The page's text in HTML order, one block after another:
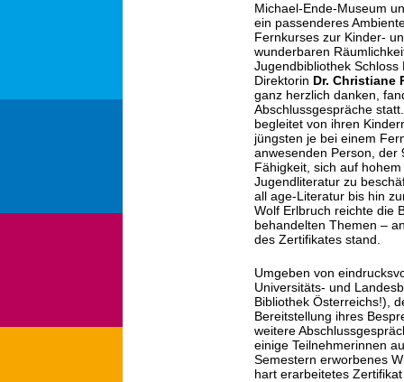
Michael-Ende-Museum
ein passenderes
Fernkurses zur Kinder-
wunderbaren
Jugendbibliothek
Direktorin Dr. Christiane
ganz herzlich danken,
Abschlussgespräche
begleitet von ihren
jüngsten je bei einem
anwesenden Person, der
Fähigkeit, sich auf
Jugendliteratur zu
all age-Literatur bis hin
Wolf Erlbruch reichte die
behandelten Themen –
des Zertifikates stand.
Umgeben von
Universitäts- und
Bibliothek Österreichs!),
Bereitstellung ihres
weitere
einige Teilnehmerinnen
Semestern erworbenes
hart erarbeitetes